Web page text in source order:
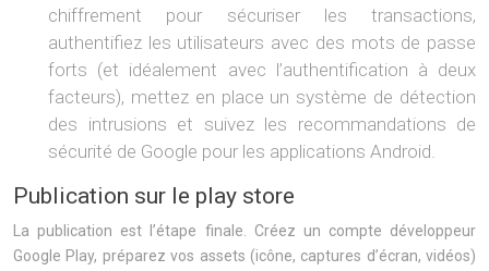
chiffrement pour sécuriser les transactions,
authentifiez les utilisateurs avec des mots de passe
forts (et idéalement avec l’authentification à deux
facteurs), mettez en place un système de détection
des intrusions et suivez les recommandations de
sécurité de Google pour les applications Android.
Publication sur le play store
La publication est l’étape finale. Créez un compte développeur
Google Play, préparez vos assets (icône, captures d’écran, vidéos)